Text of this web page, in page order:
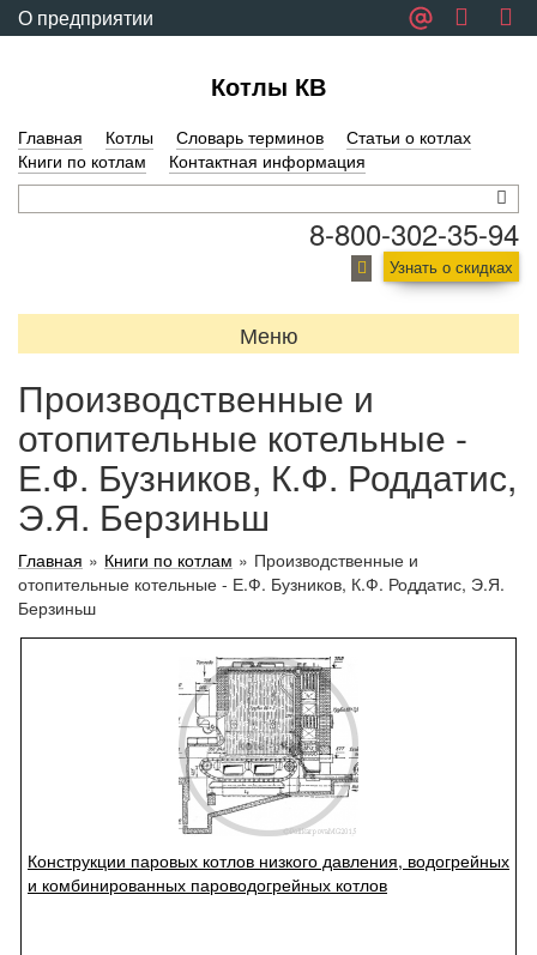
О предприятии
Котлы КВ
Главная Котлы Словарь терминов
Статьи о котлах
Книги по котлам
Контактная информация
8-800-302-35-94
Узнать о скидках
Меню
Производственные и
отопительные котельные -
Е.Ф. Бузников, К.Ф. Роддатис,
Э.Я. Берзиньш
Главная » Книги по котлам » Производственные и
отопительные котельные - Е.Ф. Бузников, К.Ф. Роддатис, Э.Я.
Берзиньш
Конструкции паровых котлов низкого давления, водогрейных
и комбинированных пароводогрейных котлов